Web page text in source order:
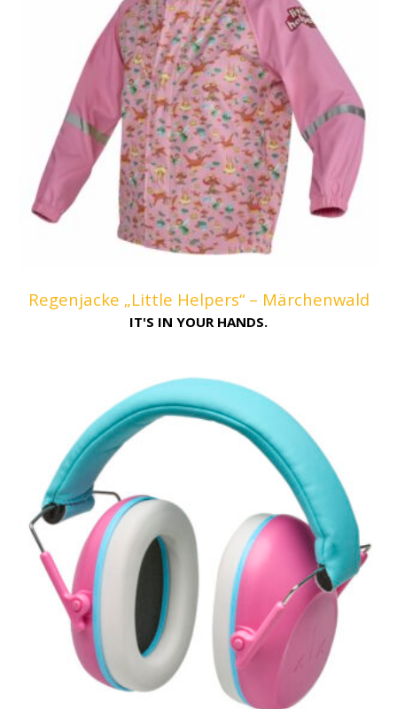
Regenjacke „Little Helpers“ – Märchenwald
IT'S IN YOUR HANDS.